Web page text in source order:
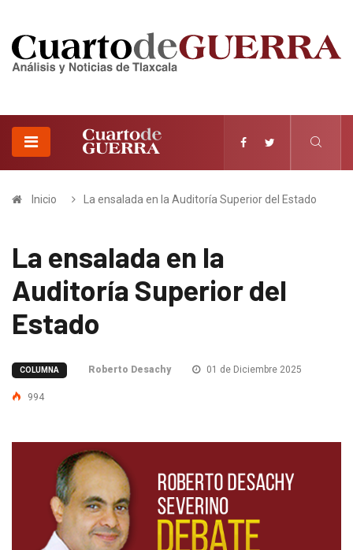
Inicio La ensalada en la Auditoría Superior del Estado
La ensalada en la
Auditoría Superior del
Estado
COLUMNA Roberto Desachy 01 de Diciembre 2025
994